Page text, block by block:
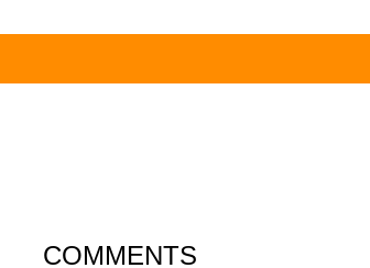
COMMENTS